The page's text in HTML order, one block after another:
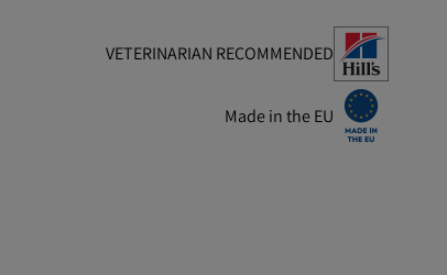
VETERINARIAN RECOMMENDED
Made in the EU